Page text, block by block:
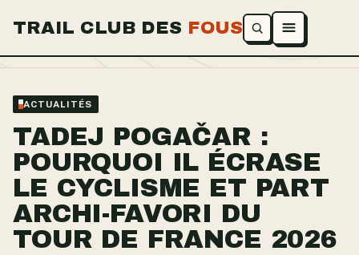
TRAIL CLUB DES FOUS Ouvrir le menu
ACTUALITÉS
TADEJ POGAČAR :
POURQUOI IL ÉCRASE
LE CYCLISME ET PART
ARCHI-FAVORI DU
TOUR DE FRANCE 2026